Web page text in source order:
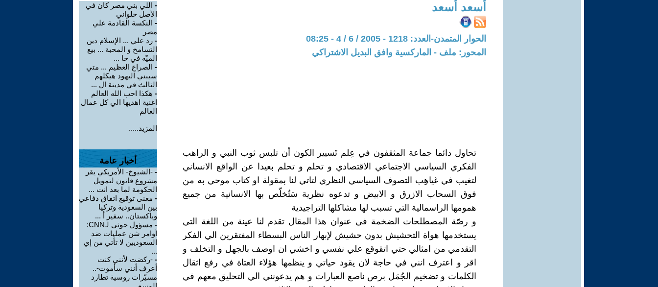
أسعد أسعد
الحوار المتمدن-العدد: 1218 - 2005 / 6 / 4 - 08:25
المحور: ملف - الماركسية وافق البديل الاشتراكي
تحاول دائما جماعة المثقفون في عِلم تَسيير الكون أن تلبس ثوب النبي و الراهب
الفكري السياسي الاجتماعي الاقتصادي و تحلم و تحلم بعيدا عن الواقع الانساني
لتغيب في غياهِب التصوف السياسي النظري لتاتي لنا بمقولة او كتاب موحي به من
فوق السحاب الازرق و الابيض و تدعوه نظرية سَتُخلّص بها الانسانية من جميع
همومها الراسمالية التي تسبب لها مشاكلها التراجيدية
و رصّة المصطلحات الضخمة في عنوان هذا المقال تقدم لنا عينة من اللغة التي
يستخدمها هواة التحشيش بدون حشيش لإبهار الناس البسطاء المفتقرين الي الفكر
التقدمي من امثالي حتي اتقوقع علي نفسي و اخشي ان اوصف بالجهل و التخلف و
اقر و اعترف انني في حاجة لان يقود حياتي و ينظمها هؤلاء العتاة في رفع اثقال
الكلمات و تضخيم الجُمَل برص ناصع العبارات و هم يدعونني الي التحليق معهم في
- اللي بني مصر كان في
الأصل حلواني
- النكسة القادمة علي
مصر
- رد علي ... الإسلام دين
التسامح و المحبة ... بيع
الميّه في حا ...
- الصراع العظيم ... متي
سيبني اليهود هيكلهم
الثالث في مدينة ال ...
- هكذا احب الله العالم
اغنية اهديها الي كل عمال
العالم
المزيد.....
أخبار عامة
- -الشيوخ- الأمريكي يقر
مشروع قانون لتمويل
الحكومة لما بعد انت ...
- معنى توقيع اتفاق دفاعي
بين السعودية وتركيا
وباكستان.. سفير أ ...
-
مسؤول حوثي لـCNN:
أوامر شن عمليات ضد
السعوديين لا تأتي من إي
...
- -ركضت لأنني كنت
أعرف أنني سأموت-..
مسيّرات روسية تطارد